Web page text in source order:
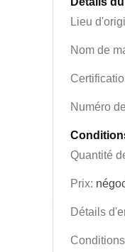
Lieu
Nom de
Numéro
Quantité
Prix:
Détails